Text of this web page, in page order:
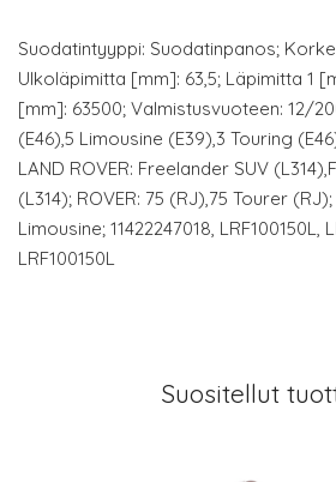
Suodatintyyppi: Suodatinpanos;
Ulkoläpimitta [mm]: 63,5; Läpimitta 1
[mm]: 63500; Valmistusvuoteen: 12/
(E46),5 Limousine (E39),3 Touring
LAND ROVER: Freelander SUV
(L314); ROVER: 75 (RJ),75 Tourer
Limousine; 11422247018, LRF100150L,
LRF100150L
Suositellut